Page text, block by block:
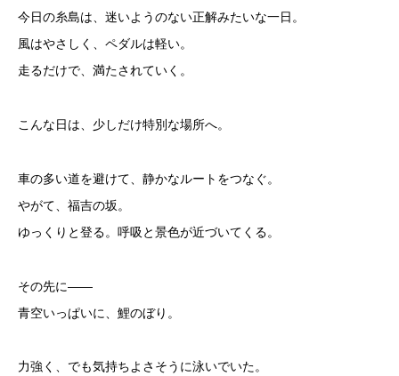
今日の糸島は、迷いようのない正解みたいな一日。
風はやさしく、ペダルは軽い。
走るだけで、満たされていく。
こんな日は、少しだけ特別な場所へ。
車の多い道を避けて、静かなルートをつなぐ。
やがて、福吉の坂。
ゆっくりと登る。呼吸と景色が近づいてくる。
その先に――
青空いっぱいに、鯉のぼり。
力強く、でも気持ちよさそうに泳いでいた。